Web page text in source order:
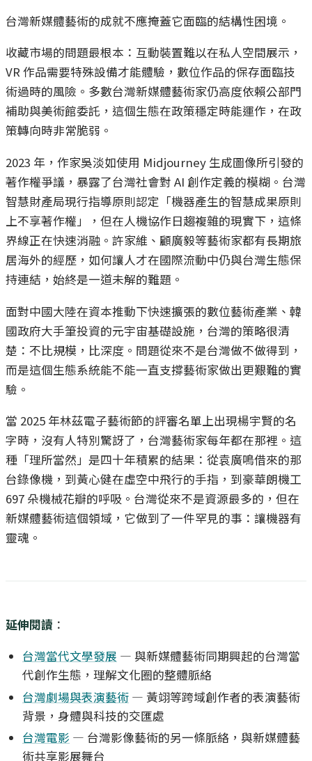
台灣新媒體藝術的成就不應掩蓋它面臨的結構性困境。
收藏市場的問題最根本：互動裝置難以在私人空間展示，
VR 作品需要特殊設備才能體驗，數位作品的保存面臨技
術過時的風險。多數台灣新媒體藝術家仍高度依賴公部門
補助與美術館委託，這個生態在政策穩定時能運作，在政
策轉向時非常脆弱。
2023 年，作家吳淡如使用 Midjourney 生成圖像所引發的
著作權爭議，暴露了台灣社會對 AI 創作定義的模糊。台灣
智慧財產局現行指導原則認定「機器產生的智慧成果原則
上不享著作權」，但在人機協作日趨複雜的現實下，這條
界線正在快速消融。許家維、顧廣毅等藝術家都有長期旅
居海外的經歷，如何讓人才在國際流動中仍與台灣生態保
持連結，始終是一道未解的難題。
面對中國大陸在資本推動下快速擴張的數位藝術產業、韓
國政府大手筆投資的元宇宙基礎設施，台灣的策略很清
楚：不比規模，比深度。問題從來不是台灣做不做得到，
而是這個生態系統能不能一直支撐藝術家做出更艱難的實
驗。
當 2025 年林茲電子藝術節的評審名單上出現楊宇賢的名
字時，沒有人特別驚訝了，台灣藝術家每年都在那裡。這
種「理所當然」是四十年積累的結果：從袁廣鳴借來的那
台錄像機，到黃心健在虛空中飛行的手指，到豪華朗機工
697 朵機械花瓣的呼吸。台灣從來不是資源最多的，但在
新媒體藝術這個領域，它做到了一件罕見的事：讓機器有
靈魂。
延伸閱讀 ：
台灣當代文學發展 — 與新媒體藝術同期興起的台灣當
代創作生態，理解文化圈的整體脈絡
台灣劇場與表演藝術 — 黃翊等跨域創作者的表演藝術
背景，身體與科技的交匯處
台灣電影 — 台灣影像藝術的另一條脈絡，與新媒體藝
術共享影展舞台